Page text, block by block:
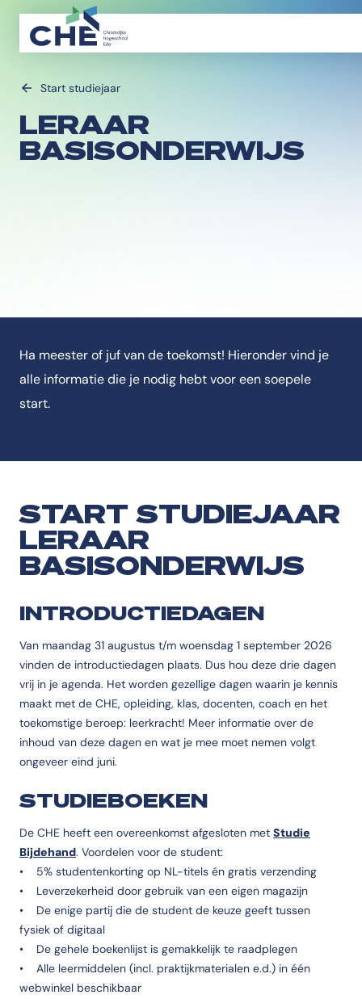
Start studiejaar
LERAAR
BASISONDERWIJS
Ha meester of juf van de toekomst! Hieronder vind je
alle informatie die je nodig hebt voor een soepele
start.
START STUDIEJAAR
LERAAR
BASISONDERWIJS
INTRODUCTIEDAGEN
Van maandag 31 augustus t/m woensdag 1 september 2026
vinden de introductiedagen plaats. Dus hou deze drie dagen
vrij in je agenda. Het worden gezellige dagen waarin je kennis
maakt met de CHE, opleiding, klas, docenten, coach en het
toekomstige beroep: leerkracht! Meer informatie over de
inhoud van deze dagen en wat je mee moet nemen volgt
ongeveer eind juni.
STUDIEBOEKEN
De CHE heeft een overeenkomst afgesloten met Studie
Bijdehand. Voordelen voor de student:
• 5% studentenkorting op NL-titels én gratis verzending
• Leverzekerheid door gebruik van een eigen magazijn
• De enige partij die de student de keuze geeft tussen
fysiek of digitaal
• De gehele boekenlijst is gemakkelijk te raadplegen
• Alle leermiddelen (incl. praktijkmaterialen e.d.) in één
webwinkel beschikbaar